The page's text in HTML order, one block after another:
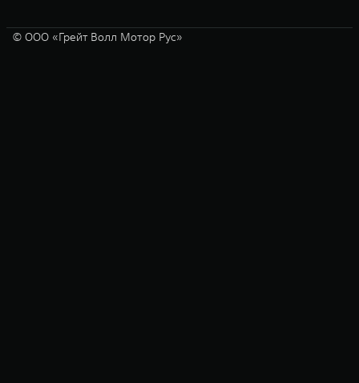
© ООО «Грейт Волл Мотор Рус»